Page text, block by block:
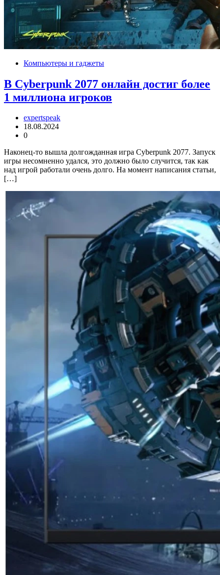
Компьютеры и гаджеты
В Cyberpunk 2077 онлайн достиг более
1 миллиона игроков
expertspeak
18.08.2024
0
Наконец-то вышла долгожданная игра Cyberpunk 2077. Запуск
игры несомненно удался, это должно было случится, так как
над игрой работали очень долго. На момент написания статьи,
[…]